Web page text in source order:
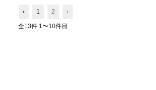
‹ 1 2 ›
全13件 1〜10件目